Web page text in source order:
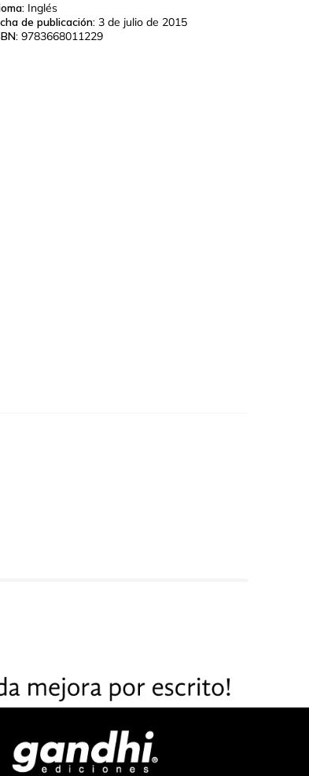
Inglés
de publicación: 3 de julio de 2015
9783668011229